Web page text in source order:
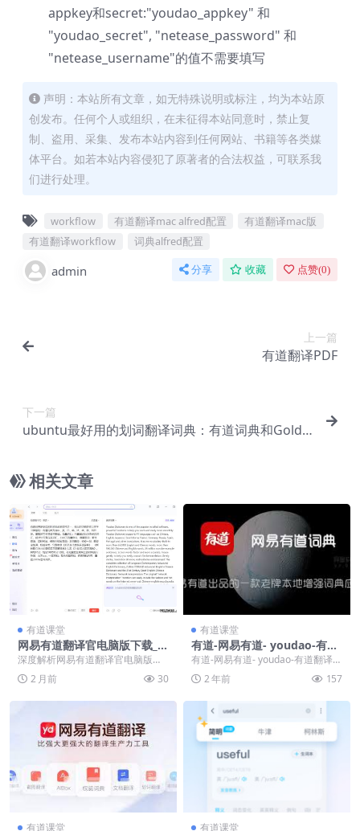
appkey和secret:"youdao_appkey" 和
"youdao_secret", "netease_password" 和
"netease_username"的值不需要填写
声明：本站所有文章，如无特殊说明或标注，均为本站原
创发布。任何个人或组织，在未征得本站同意时，禁止复
制、盗用、采集、发布本站内容到任何网站、书籍等各类媒
体平台。如若本站内容侵犯了原著者的合法权益，可联系我
们进行处理。
workflow 有道翻译mac alfred配置
有道翻译mac版
有道翻译workflow
词典alfred配置
admin 分享 收藏 点赞(0)
上一篇
有道翻译PDF
下一篇
ubuntu最好用的划词翻译词典：有道词典和Golde
相关文章
有道课堂
网易有道翻译官电脑版下载_官
方最新版 Youdao Download
for PC
深度解析网易有道翻译官电脑版部
署，涵盖OCR识别与Transformer
架构原理...
2 月前 30
有道课堂
有道​-网易有道- youdao-有道
翻译-有道下载
有道​-网易有道- youdao-有道翻译-
有道下载 翻译工具的需求日益增
加，网...
2 年前 157
有道课堂 有道课堂